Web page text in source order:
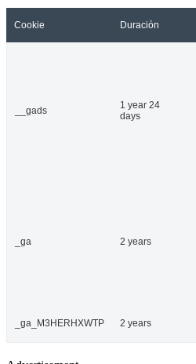
Cookie Duración
__gads
1 year 24
days
_ga 2 years
_ga_M3HERHXWTP 2 years